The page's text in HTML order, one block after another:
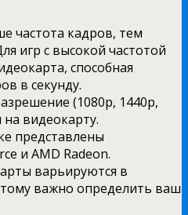
частота кадров, тем
игр с высокой частотой
способная
в секунду.
(1080p, 1440p,
видеокарту.
представлены
и AMD Radeon.
варьируются в
важно определить ваш